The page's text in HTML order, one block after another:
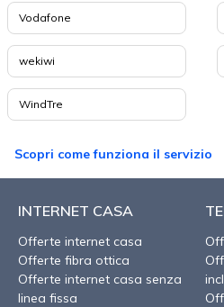
Vodafone
wekiwi
WindTre
Scopri come funziona il servizio
INTERNET CASA
Offerte internet casa
Offerte fibra ottica
Offerte internet casa senza
linea fissa